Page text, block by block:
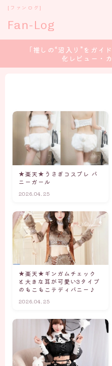
Fan-Log
[ファンログ]
ホーム
コスプレイヤー
アイドル/グラドル
声優 / voice Actor
「推しの“沼入り”をガイ
化レビュー・
★楽天★うさぎコスプレ バ
ニーガール
2026.04.25
★楽天★ギンガムチェック
と大きな耳が可愛い3タイプ
のもこもこテディバニー♪
2026.04.25